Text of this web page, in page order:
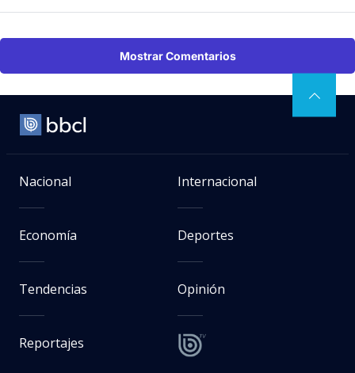
Mostrar Comentarios
Nacional Internacional
Economía Deportes
Tendencias Opinión
Reportajes